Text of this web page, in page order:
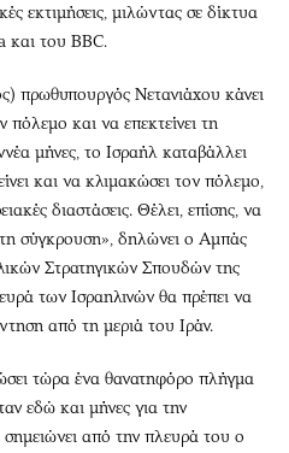
εκτιμήσεις, μιλώντας σε δίκτυα
και του BBC.
πρωθυπουργός Νετανιάχου κάνει
πόλεμο και να επεκτείνει τη
μήνες, το Ισραήλ καταβάλλει
και να κλιμακώσει τον πόλεμο,
διαστάσεις. Θέλει, επίσης, να
σύγκρουση», δηλώνει ο Αμπάς
Στρατηγικών Σπουδών της
των Ισραηλινών θα πρέπει να
από τη μεριά του Ιράν.
τώρα ένα θανατηφόρο πλήγμα
εδώ και μήνες για την
από την πλευρά του ο